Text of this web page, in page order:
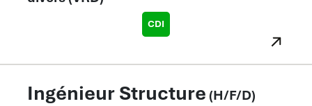
CDI
Ingénieur Structure (H/F/D)